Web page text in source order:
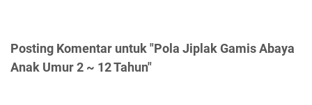
Posting Komentar untuk "Pola Jiplak Gamis Abaya
Anak Umur 2 ~ 12 Tahun"